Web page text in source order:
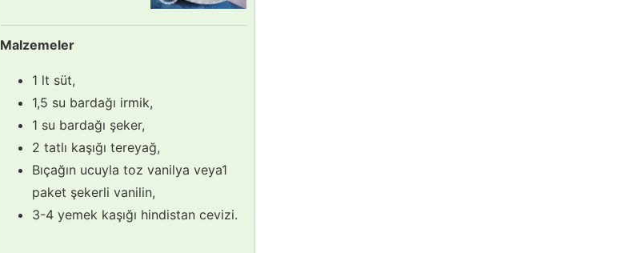
Malzemeler
1 lt süt,
1,5 su bardağı irmik,
1 su bardağı şeker,
2 tatlı kaşığı tereyağ,
Bıçağın ucuyla toz vanilya veya1
paket şekerli vanilin,
3-4 yemek kaşığı hindistan cevizi.